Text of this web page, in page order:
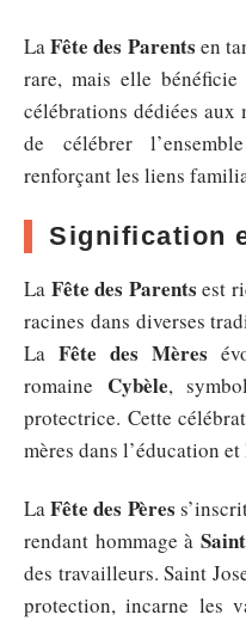
LaFête des Parents en
rare, mais elle bénéficie
célébrations dédiées aux
de célébrer
renforçant les liens
Signification
La Fête des Parents est
racines dans diverses
La Fête des Mères
romaine Cybèle,
protectrice. Cette
mères dans l’éducation
LaFête des Pères
rendant hommage à
des travailleurs. Saint
protection, incarne les